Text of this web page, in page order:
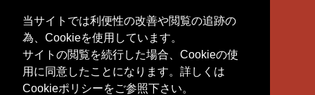
当サイトでは利便性の改善や閲覧の追跡の
為、Cookieを使用しています。
サイトの閲覧を続行した場合、Cookieの使
用に同意したことになります。詳しくは
Cookieポリシーをご参照下さい。